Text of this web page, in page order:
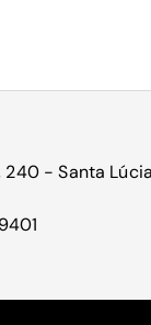
240 - Santa